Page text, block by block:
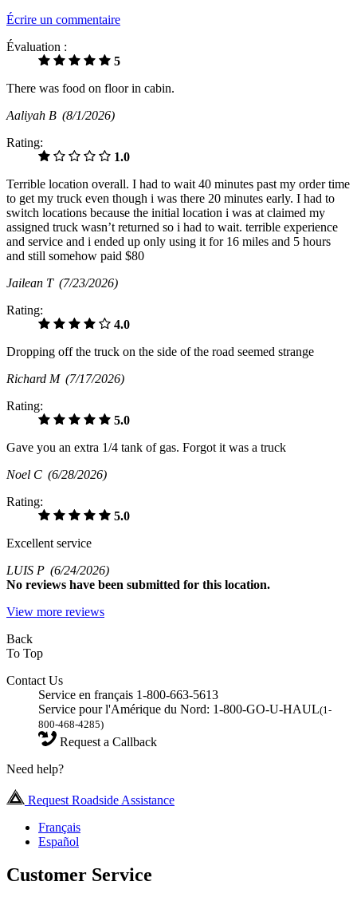
Écrire un commentaire
Évaluation :
5
There was food on floor in cabin.
Aaliyah B (8/1/2026)
Rating:
1.0
Terrible location overall. I had to wait 40 minutes past my order time
to get my truck even though i was there 20 minutes early. I had to
switch locations because the initial location i was at claimed my
assigned truck wasn’t returned so i had to wait. terrible experience
and service and i ended up only using it for 16 miles and 5 hours
and still somehow paid $80
Jailean T (7/23/2026)
Rating:
4.0
Dropping off the truck on the side of the road seemed strange
Richard M (7/17/2026)
Rating:
5.0
Gave you an extra 1/4 tank of gas. Forgot it was a truck
Noel C (6/28/2026)
Rating:
5.0
Excellent service
LUIS P (6/24/2026)
No reviews have been submitted for this location.
View more reviews
Back
To Top
Contact Us
Service en français 1-800-663-5613
Service pour l'Amérique du Nord: 1-800-GO-U-HAUL(1-
800-468-4285)
Request a Callback
Need help?
Request Roadside Assistance
Français
Español
Customer Service